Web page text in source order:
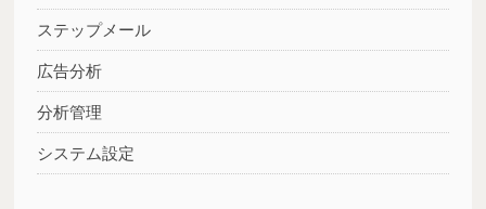
ステップメール
広告分析
分析管理
システム設定